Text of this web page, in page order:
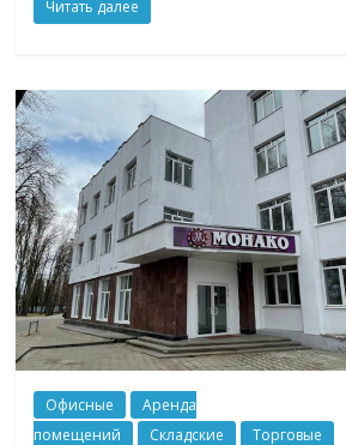
Читать далее
Офисные
Аренда
помещений
Складские Торговые